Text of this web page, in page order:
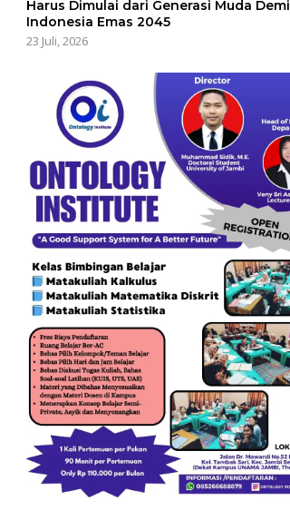
Harus Dimulai dari Generasi Muda Demi
Indonesia Emas 2045
23 Juli, 2026